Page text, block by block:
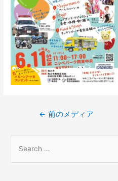
← 前のメディア